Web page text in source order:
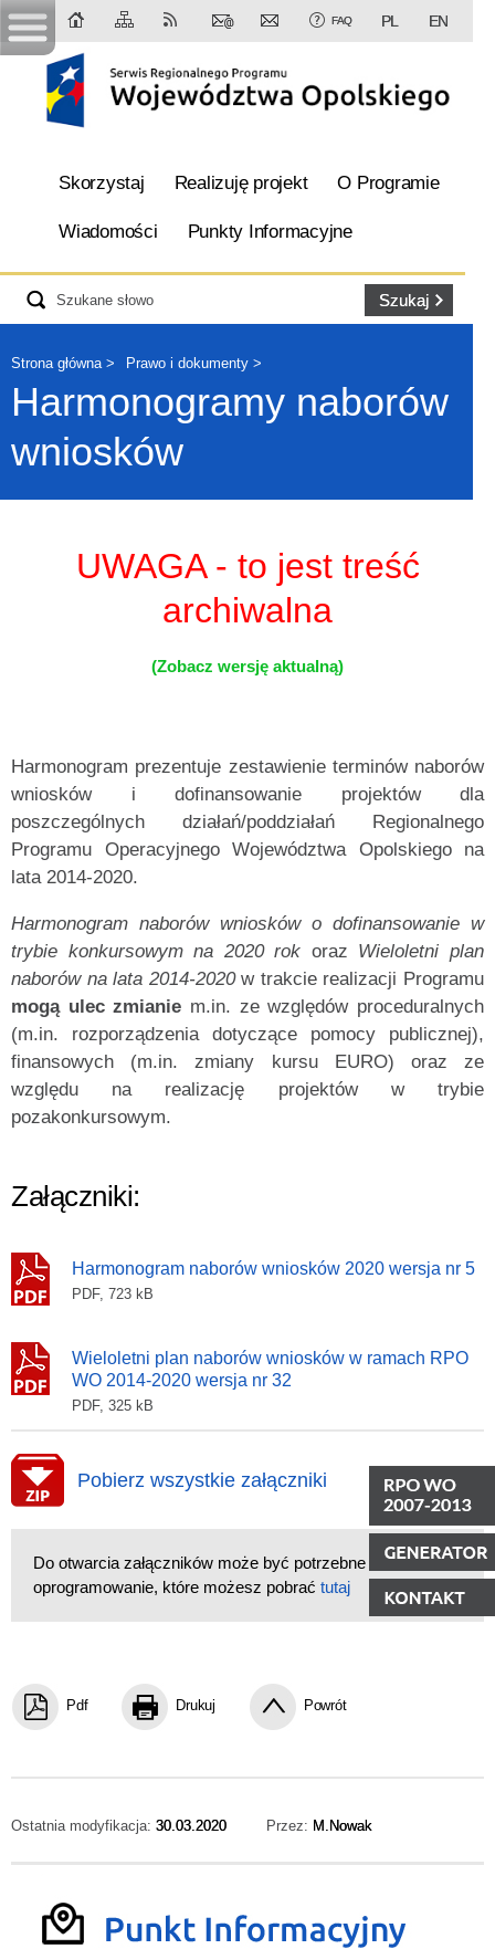
FAQ PL EN
Skorzystaj Realizuję projekt O Programie
Wiadomości Punkty Informacyjne
Strona główna Prawo i dokumenty
Harmonogramy naborów
wniosków
UWAGA - to jest treść
archiwalna
(Zobacz wersję aktualną)
Harmonogram prezentuje zestawienie terminów naborów
wniosków i dofinansowanie projektów dla
poszczególnych działań/poddziałań Regionalnego
Programu Operacyjnego Województwa Opolskiego na
lata 2014-2020.
Harmonogram naborów wniosków o dofinansowanie w
trybie konkursowym na 2020 rok oraz Wieloletni plan
naborów na lata 2014-2020w trakcie realizacji Programu
mogą ulec zmianie m.in. ze względów proceduralnych
(m.in. rozporządzenia dotyczące pomocy publicznej),
finansowych (m.in. zmiany kursu EURO) oraz ze
względu na realizację projektów w trybie
pozakonkursowym.
Załączniki:
Harmonogram naborów wniosków 2020 wersja nr 5
PDF, 723 kB
Wieloletni plan naborów wniosków w ramach RPO
WO 2014-2020 wersja nr 32
PDF, 325 kB
Pobierz wszystkie załączniki
Do otwarcia załączników może być potrzebne
oprogramowanie, które możesz pobrać tutaj
Pdf Drukuj Powrót
Ostatnia modyfikacja: 30.03.2020 Przez: M.Nowak